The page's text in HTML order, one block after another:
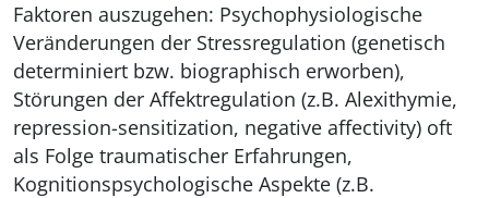
Faktoren auszugehen: Psychophysiologische
Veränderungen der Stressregulation (genetisch
determiniert bzw. biographisch erworben),
Störungen der Affektregulation (z.B. Alexithymie,
repression-sensitization, negative affectivity) oft
als Folge traumatischer Erfahrungen,
Kognitionspsychologische Aspekte (z.B.